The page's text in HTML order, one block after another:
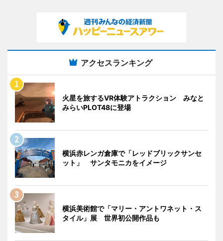
アクセスランキング
火星を旅するVR体験アトラクション みなと
みらいPLOT48に登場
横浜赤レンガ倉庫で「レッドブリックサンセ
ット」 サンタモニカをイメージ
横浜美術館で「マリー・アントワネット・ス
タイル」展 世界初公開作品も